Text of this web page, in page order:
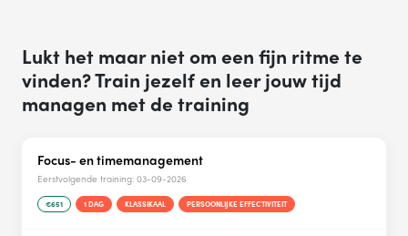
Lukt het maar niet om een fijn ritme te
vinden? Train jezelf en leer jouw tijd
managen met de training
Focus- en timemanagement
Eerstvolgende training: 03-09-2026
€651 1 DAG KLASSIKAAL PERSOONLIJKE EFFECTIVITEIT